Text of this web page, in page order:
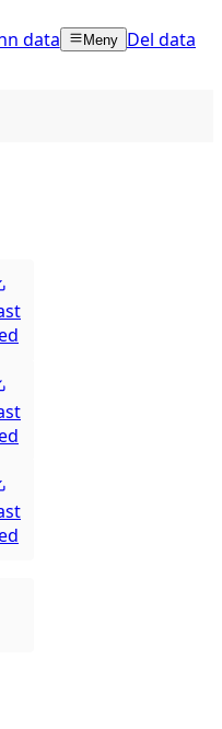
data Meny Del data